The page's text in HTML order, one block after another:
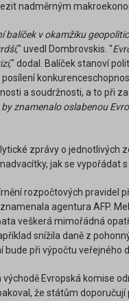
nadměrným
balíček v okamžiku
" uvedl Dombrovskis. "
" dodal. Balíček stanoví
a soudržnosti, a to při
znamenalo oslabenou
zprávy o jednotlivých
jak se vypořádat
rozpočtových pravidel
agentura AFP.
veškerá mimořádná
snížila daně z
bude při výpočtu veřejného
Evropská komise
že státům